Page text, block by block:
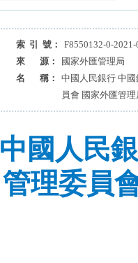
索 引 號：
F8550132-0-2021-
來 源：
國家外匯管理局
名 稱：
中國人民銀行 中
員會 國家外匯管
中國人民
管理委員